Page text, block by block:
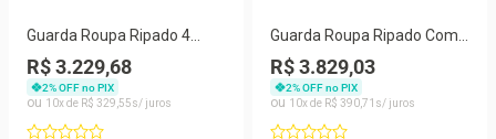
Guarda Roupa Ripado 4
Gavetas - Lugano-off White
- Made Marcs
R$ 3.229,68
2% OFF no PIX
10
R$ 329 55
Guarda Roupa Ripado Com
Espelho - Atlanta-peroba -
Made Marcs
R$ 3.829,03
2% OFF no PIX
10
R$ 39071